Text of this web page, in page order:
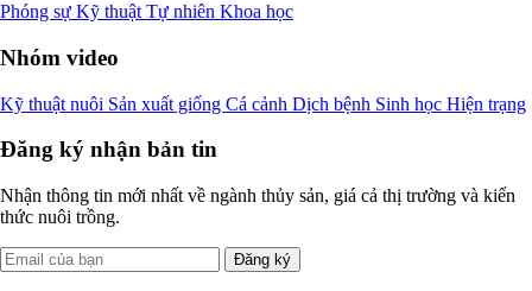
Phóng sự Kỹ thuật Tự nhiên Khoa học
Nhóm video
Kỹ thuật nuôi Sản xuất giống Cá cảnh Dịch bệnh Sinh học Hiện trạng
Đăng ký nhận bản tin
Nhận thông tin mới nhất về ngành thủy sản, giá cả thị trường và kiến
thức nuôi trồng.
Đăng ký